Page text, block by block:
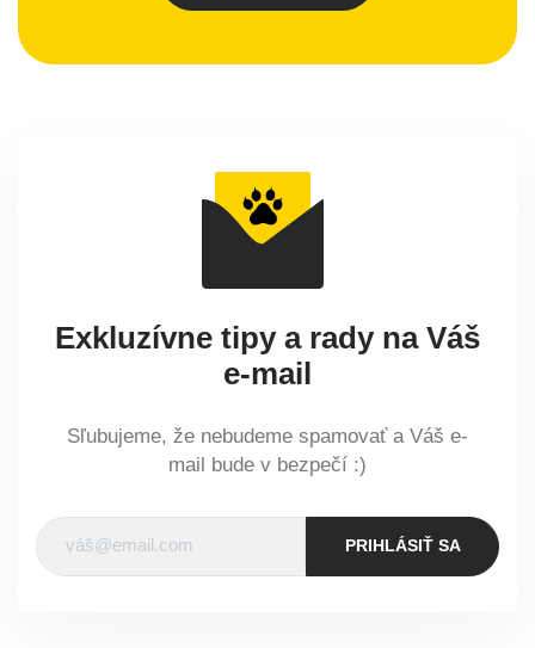
Exkluzívne tipy a rady na Váš
e-mail
Sľubujeme, že nebudeme spamovať a Váš e-
mail bude v bezpečí :)
PRIHLÁSIŤ SA